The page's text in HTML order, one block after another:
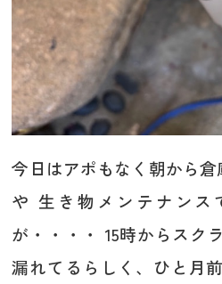
今日はアポもなく朝から
や 生き物メンテナンス
が・・・・ 15時からスク
漏れてるらしく、ひと月